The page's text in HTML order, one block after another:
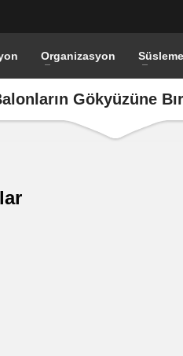
Organizasyon Süsleme
Gökyüzüne